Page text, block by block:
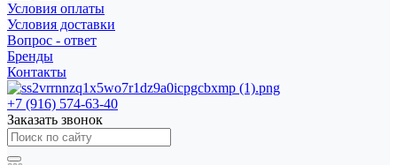
Условия оплаты
Условия доставки
Вопрос - ответ
Бренды
Контакты
+7 (916) 574-63-40
Заказать звонок